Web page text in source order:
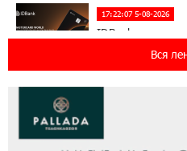
17:22:07 5-08-2026
IDBank
World с
мониторинг
Вся